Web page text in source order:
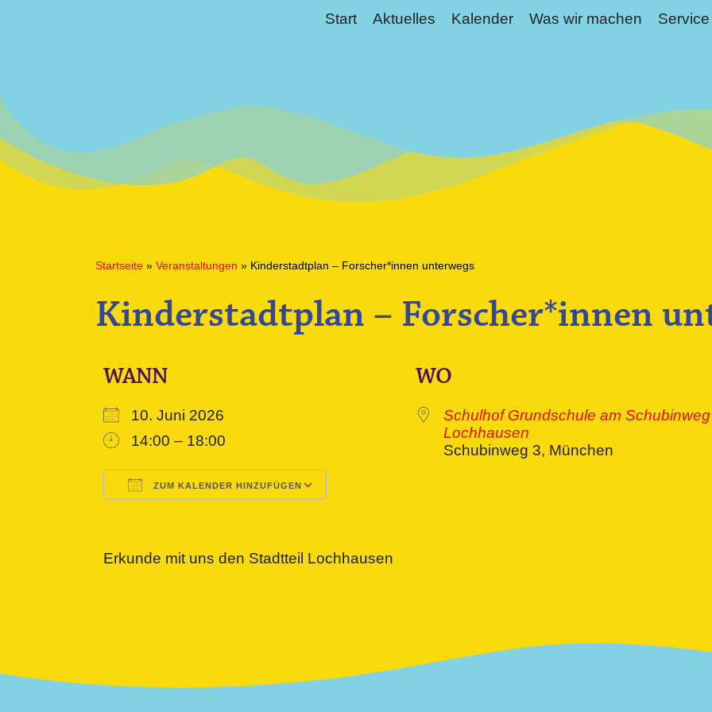
Start Aktuelles Kalender Was wir machen Service
Startseite » Veranstaltungen » Kinderstadtplan – Forscher*innen unterwegs
Kinderstadtplan – Forscher*innen
WANN
10. Juni 2026
14:00 – 18:00
ZUM KALENDER HINZUFÜGEN
WO
Schulhof Grundschule am
Lochhausen
Schubinweg 3, München
Erkunde mit uns den Stadtteil Lochhausen